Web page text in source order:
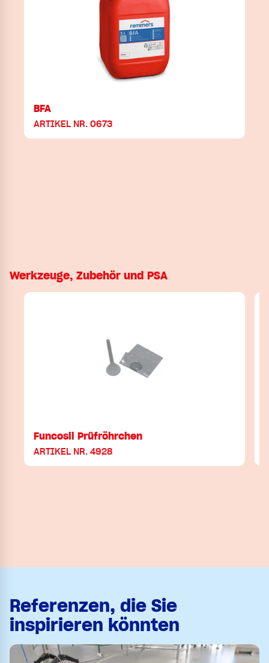
BFA
ARTIKEL NR. 0673
Werkzeuge, Zubehör und PSA
Funcosil Prüfröhrchen
ARTIKEL NR. 4928
Referenzen, die Sie
inspirieren könnten